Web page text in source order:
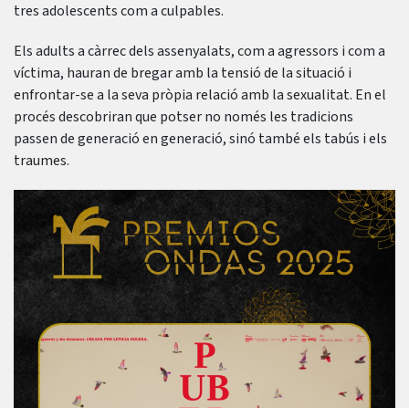
tres adolescents com a culpables.
Els adults a càrrec dels assenyalats, com a agressors i com a
víctima, hauran de bregar amb la tensió de la situació i
enfrontar-se a la seva pròpia relació amb la sexualitat. En el
procés descobriran que potser no només les tradicions
passen de generació en generació, sinó també els tabús i els
traumes.